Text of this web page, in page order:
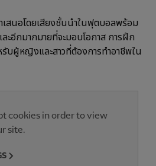
สนอโดยเสียงชั้นนำในฟุตบอลพร้อม
อีกมากมายที่จะมอบโอกาส การฝึก
บผู้หญิงและสาวที่ต้องการทำอาชีพใน
cookies in order to view
site.